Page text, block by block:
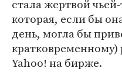
стала жертвой
которая, если бы
день, могла бы
Yahoo! на бирже.